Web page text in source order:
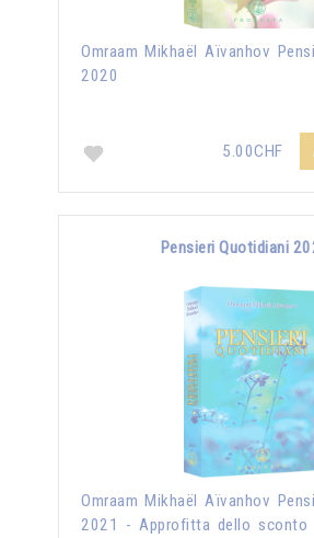
Omraam Mikhaël Aïvanhov
2020
5.00CHF
Pensieri Quotidiani
Omraam Mikhaël Aïvanhov
2021 - Approfitta dello sconto